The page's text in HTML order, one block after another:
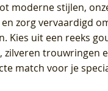
moderne stijlen,
zorg vervaardigd
Kies uit een reeks
zilveren trouwringen
match voor je